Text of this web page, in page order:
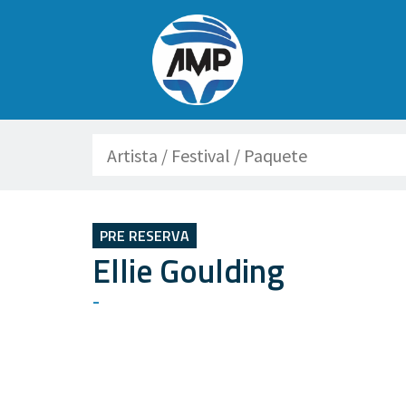
PRE RESERVA
Ellie Goulding
-